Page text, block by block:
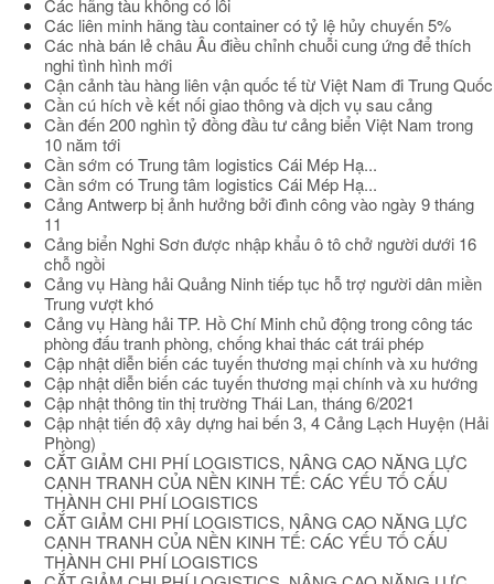
Các hãng tàu không có lỗi
Các liên minh hãng tàu container có tỷ lệ hủy chuyến 5%
Các nhà bán lẻ châu Âu điều chỉnh chuỗi cung ứng để thích
nghi tình hình mới
Cận cảnh tàu hàng liên vận quốc tế từ Việt Nam đi Trung Quốc
Cần cú hích về kết nối giao thông và dịch vụ sau cảng
Cần đến 200 nghìn tỷ đồng đầu tư cảng biển Việt Nam trong
10 năm tới
Cần sớm có Trung tâm logistics Cái Mép Hạ...
Cần sớm có Trung tâm logistics Cái Mép Hạ...
Cảng Antwerp bị ảnh hưởng bởi đình công vào ngày 9 tháng
11
Cảng biển Nghi Sơn được nhập khẩu ô tô chở người dưới 16
chỗ ngồi
Cảng vụ Hàng hải Quảng Ninh tiếp tục hỗ trợ người dân miền
Trung vượt khó
Cảng vụ Hàng hải TP. Hồ Chí Minh chủ động trong công tác
phòng đấu tranh phòng, chống khai thác cát trái phép
Cập nhật diễn biến các tuyến thương mại chính và xu hướng
Cập nhật diễn biến các tuyến thương mại chính và xu hướng
Cập nhật thông tin thị trường Thái Lan, tháng 6/2021
Cập nhật tiến độ xây dựng hai bến 3, 4 Cảng Lạch Huyện (Hải
Phòng)
CẮT GIẢM CHI PHÍ LOGISTICS, NÂNG CAO NĂNG LỰC
CẠNH TRANH CỦA NỀN KINH TẾ: CÁC YẾU TỐ CẤU
THÀNH CHI PHÍ LOGISTICS
CẮT GIẢM CHI PHÍ LOGISTICS, NÂNG CAO NĂNG LỰC
CẠNH TRANH CỦA NỀN KINH TẾ: CÁC YẾU TỐ CẤU
THÀNH CHI PHÍ LOGISTICS